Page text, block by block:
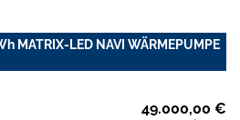
MATRIX-LED NAVI WÄRMEPUMPE
49.000,00 €